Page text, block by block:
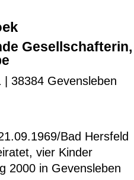
Gesellschafterin,
38384 Gevensleben
Bad Hersfeld
vier Kinder
2000 in Gevensleben